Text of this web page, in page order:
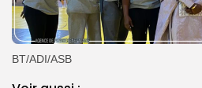
BT/ADI/ASB